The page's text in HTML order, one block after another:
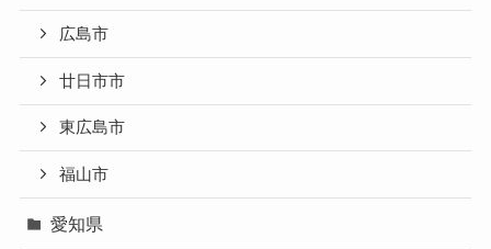
広島市
廿日市市
東広島市
福山市
愛知県